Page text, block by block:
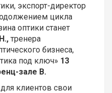
экспорт-директор
цикла
оптики станет
тренера
бизнеса,
под ключ» 13
зале В.
клиентов свои